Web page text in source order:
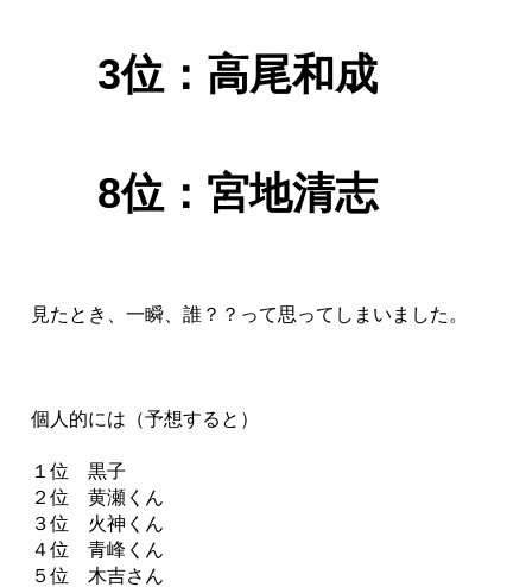
3位：高尾和成
8位：宮地清志
見たとき、一瞬、誰？？って思ってしまいました。
個人的には（予想すると）
１位 黒子
２位 黄瀬くん
３位 火神くん
４位 青峰くん
５位 木吉さん